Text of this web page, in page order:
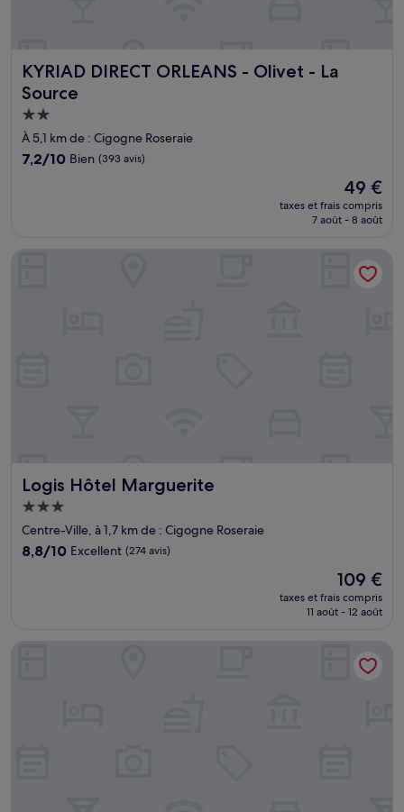
KYRIAD DIRECT ORLEANS - Olivet - La
Source
KYRIAD DIRECT ORLEANS - Olivet - La Source
Hébergement
2.0 étoiles
À 5,1 km de : Cigogne Roseraie
7.2
7,2/10 Bien (393 avis)
Le
nouveau
prix
49 €
49 €
taxes et frais compris
7 août - 8 août
Logis Hôtel Marguerite
Logis Hôtel Marguerite
Hébergement
3.0 étoiles
Centre-Ville, à 1,7 km de : Cigogne Roseraie
8.8
8,8/10 Excellent (274 avis)
Le
nouveau
prix
de
109 €
109 €
taxes et frais compris
11 août - 12 août
Logis Hôtel Marguerite